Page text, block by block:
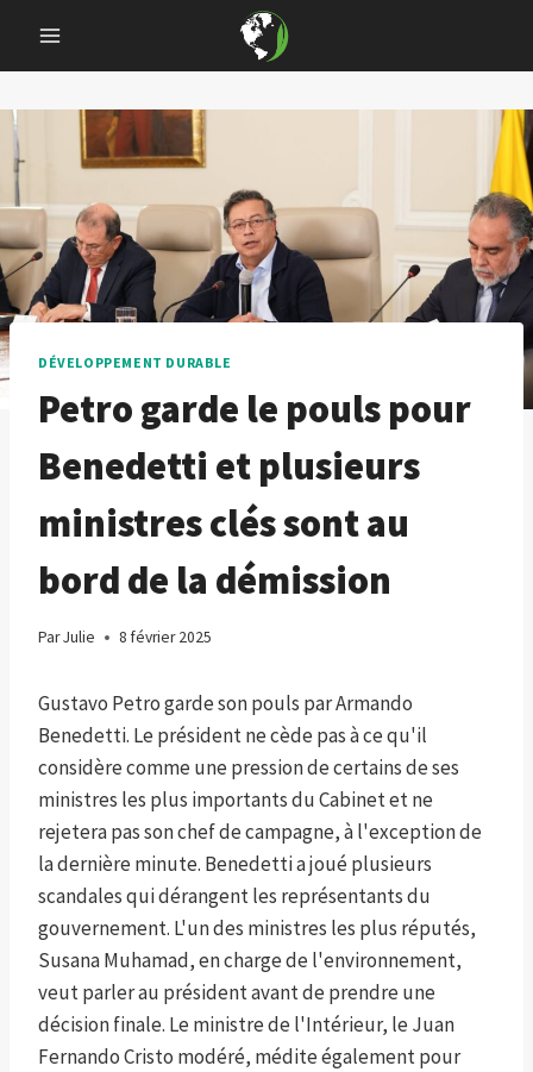
content
DÉVELOPPEMENT DURABLE
Petro garde le pouls pour
Benedetti et plusieurs
ministres clés sont au
bord de la démission
ParJulie 8 février 2025
Gustavo Petro garde son pouls par Armando
Benedetti. Le président ne cède pas à ce qu'il
considère comme une pression de certains de ses
ministres les plus importants du Cabinet et ne
rejetera pas son chef de campagne, à l'exception de
la dernière minute. Benedetti a joué plusieurs
scandales qui dérangent les représentants du
gouvernement. L'un des ministres les plus réputés,
Susana Muhamad, en charge de l'environnement,
veut parler au président avant de prendre une
décision finale. Le ministre de l'Intérieur, le Juan
Fernando Cristo modéré, médite également pour